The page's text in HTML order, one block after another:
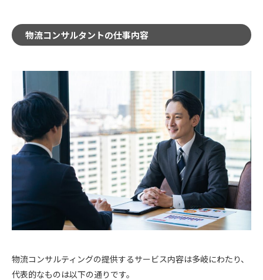
物流コンサルタントの仕事内容
物流コンサルティングの提供するサービス内容は多岐にわたり、
代表的なものは以下の通りです。